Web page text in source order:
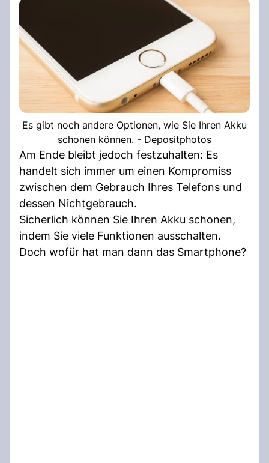
Es gibt noch andere Optionen, wie Sie Ihren Akku
schonen können. - Depositphotos
Am Ende bleibt jedoch festzuhalten: Es
handelt sich immer um einen Kompromiss
zwischen dem Gebrauch Ihres Telefons und
dessen Nichtgebrauch.
Sicherlich können Sie Ihren Akku schonen,
indem Sie viele Funktionen ausschalten.
Doch wofür hat man dann das Smartphone?